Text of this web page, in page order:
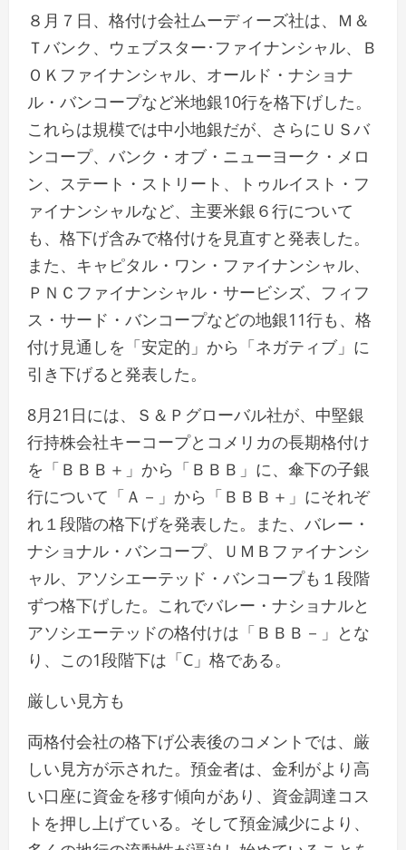
８月７日、格付け会社ムーディーズ社は、Ｍ＆
Ｔバンク、ウェブスター･ファイナンシャル、Ｂ
ＯＫファイナンシャル、オールド・ナショナ
ル・バンコープなど米地銀10行を格下げした。
これらは規模では中小地銀だが、さらにＵＳバ
ンコープ、バンク・オブ・ニューヨーク・メロ
ン、ステート・ストリート、トゥルイスト・フ
ァイナンシャルなど、主要米銀６行について
も、格下げ含みで格付けを見直すと発表した。
また、キャピタル・ワン・ファイナンシャル、
ＰＮＣファイナンシャル・サービシズ、フィフ
ス・サード・バンコープなどの地銀11行も、格
付け見通しを「安定的」から「ネガティブ」に
引き下げると発表した。
8月21日には、Ｓ＆Ｐグローバル社が、中堅銀
行持株会社キーコープとコメリカの長期格付け
を「ＢＢＢ＋」から「ＢＢＢ」に、傘下の子銀
行について「Ａ－」から「ＢＢＢ＋」にそれぞ
れ１段階の格下げを発表した。また、バレー・
ナショナル・バンコープ、ＵＭＢファイナンシ
ャル、アソシエーテッド・バンコープも１段階
ずつ格下げした。これでバレー・ナショナルと
アソシエーテッドの格付けは「ＢＢＢ－」とな
り、この1段階下は「C」格である。
厳しい見方も
両格付会社の格下げ公表後のコメントでは、厳
しい見方が示された。預金者は、金利がより高
い口座に資金を移す傾向があり、資金調達コス
トを押し上げている。そして預金減少により、